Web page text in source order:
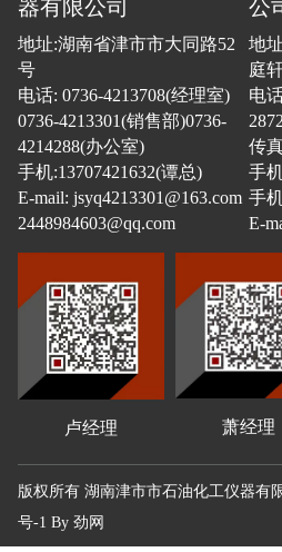
器有限公司
地址:湖南省津市市大同路52
号
电话: 0736-4213708(经理室)
0736-4213301(销售部)0736-
4214288(办公室)
手机:13707421632(谭总)
E-mail: jsyq4213301@163.com
2448984603@qq.com
公
地
庭
电
传
手
手
E-
卢经理 萧经理
版权所有 湖南津市市石油化工仪器有
号-1 By 劲网